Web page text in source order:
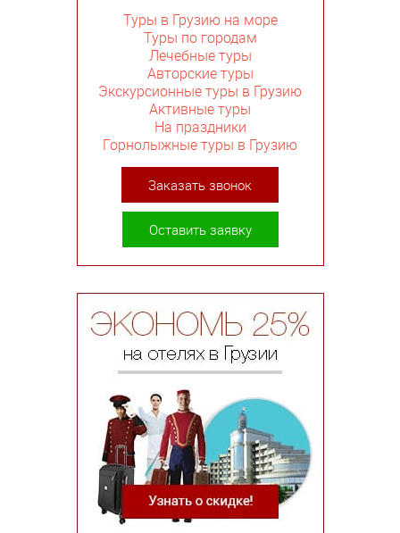
Туры в Грузию на море
Туры по городам
Лечебные туры
Авторские туры
Экскурсионные туры в Грузию
Активные туры
На праздники
Горнолыжные туры в Грузию
Заказать звонок
Оставить заявку